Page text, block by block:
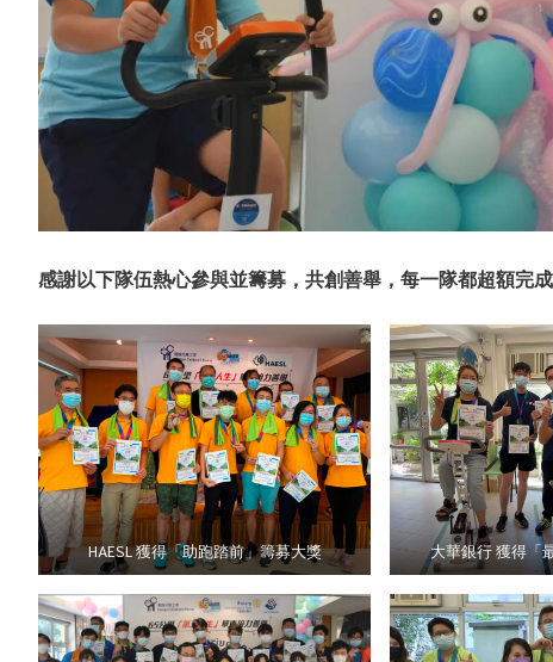
感謝以下隊伍熱心參與並籌募，共創善舉，每一隊都超額完
HAESL 獲得「助跑踏前」籌募大獎 大華銀行 獲得「